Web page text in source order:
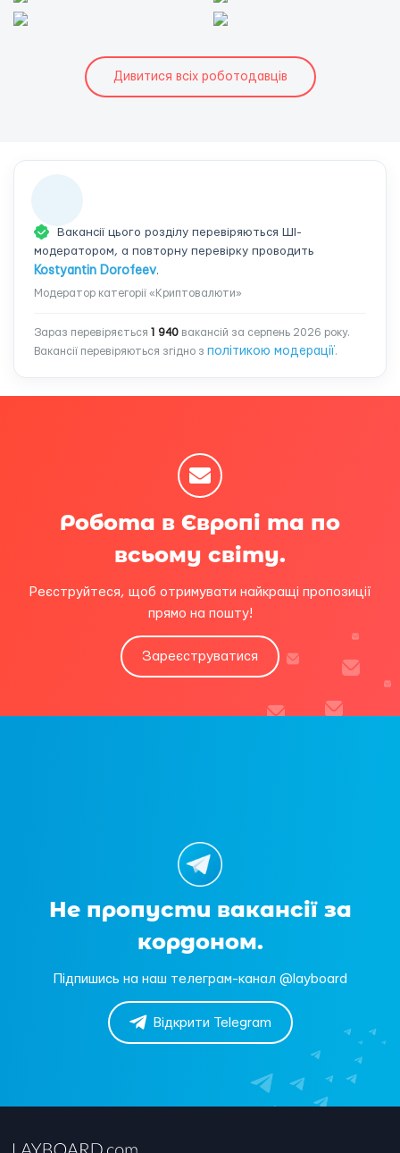
Дивитися всіх роботодавців
Вакансії цього розділу перевіряються ШІ-
модератором, а повторну перевірку проводить
Kostyantin Dorofeev.
Модератор категорії «Криптовалюти»
Зараз перевіряється 1 940 вакансій за серпень 2026 року.
Вакансії перевіряються згідно з політикою модерації .
Робота в Європі та по
всьому світу.
Реєструйтеся, щоб отримувати найкращі пропозиції
прямо на пошту!
Зареєструватися
Не пропусти вакансії за
кордоном.
Підпишись на наш телеграм-канал @layboard
Відкрити Telegram